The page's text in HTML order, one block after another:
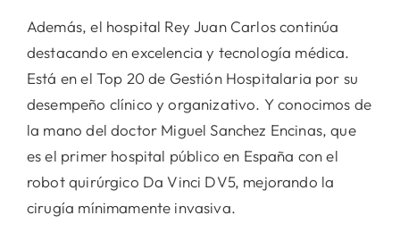
Además, el hospital Rey Juan Carlos continúa
destacando en excelencia y tecnología médica.
Está en el Top 20 de Gestión Hospitalaria por su
desempeño clínico y organizativo. Y conocimos de
la mano del doctor Miguel Sanchez Encinas, que
es el primer hospital público en España con el
robot quirúrgico Da Vinci DV5, mejorando la
cirugía mínimamente invasiva.